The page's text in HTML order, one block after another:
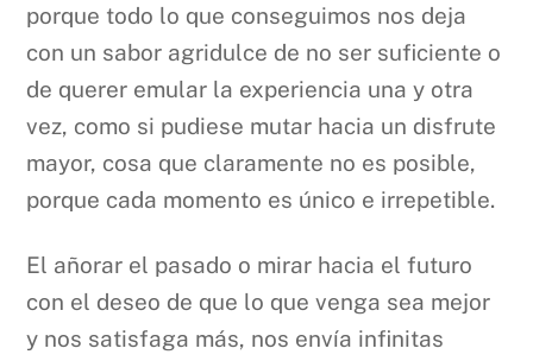
porque todo lo que conseguimos nos deja
con un sabor agridulce de no ser suficiente o
de querer emular la experiencia una y otra
vez, como si pudiese mutar hacia un disfrute
mayor, cosa que claramente no es posible,
porque cada momento es único e irrepetible.
El añorar el pasado o mirar hacia el futuro
con el deseo de que lo que venga sea mejor
y nos satisfaga más, nos envía infinitas